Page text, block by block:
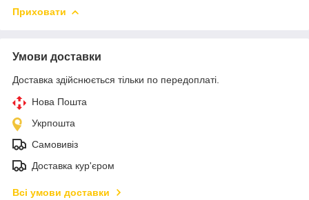
Приховати
Умови доставки
Доставка здійснюється тільки по передоплаті.
Нова Пошта
Укрпошта
Самовивіз
Доставка кур'єром
Всі умови доставки